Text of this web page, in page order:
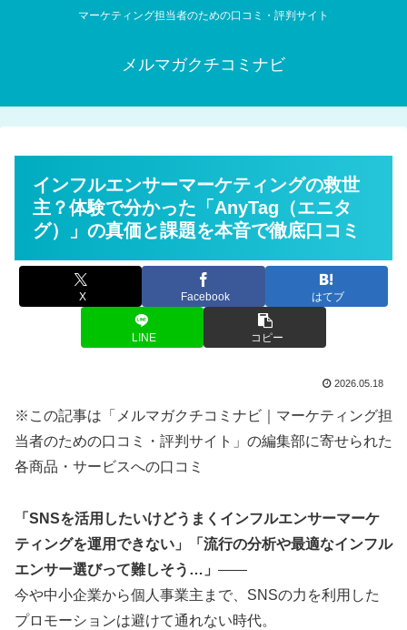
マーケティング担当者のための口コミ・評判サイト
メルマガクチコミナビ
インフルエンサーマーケティングの救世
主？体験で分かった「AnyTag（エニタ
グ）」の真価と課題を本音で徹底口コミ
X Facebook はてブ
LINE コピー
2026.05.18
※この記事は「メルマガクチコミナビ｜マーケティング担
当者のための口コミ・評判サイト」の編集部に寄せられた
各商品・サービスへの口コミ
「SNSを活用したいけどうまくインフルエンサーマーケ
ティングを運用できない」「流行の分析や最適なインフル
エンサー選びって難しそう…」 ——
今や中小企業から個人事業主まで、SNSの力を利用した
プロモーションは避けて通れない時代。